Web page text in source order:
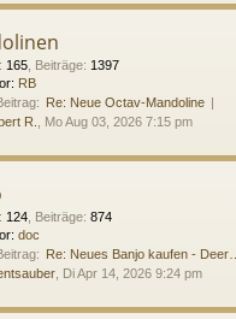
: 165 Beiträge: 1397
RB
Re: Neue Octav-Mandoline
R. , Mo Aug 03, 2026 7:15 pm
: 124 Beiträge: 874
doc
Re: Neues Banjo kaufen - Deer…
, Di Apr 14, 2026 9:24 pm